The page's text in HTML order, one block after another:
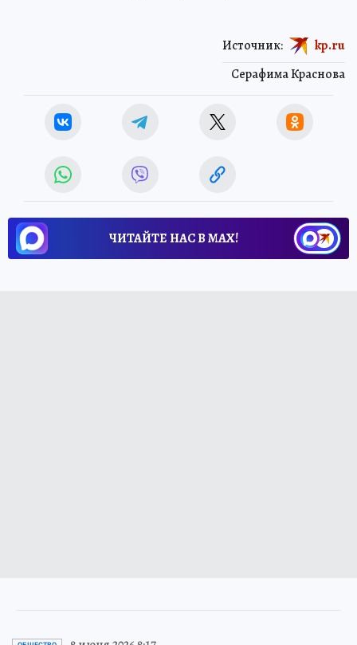
Серафима Краснова
Источник: kp.ru
ЧИТАЙТЕ НАС В МАХ!